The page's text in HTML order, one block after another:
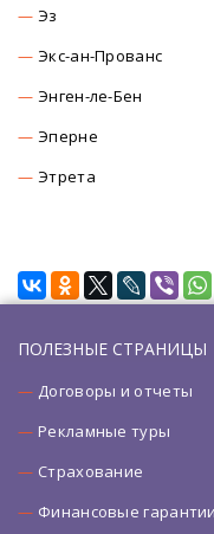
Эз
Экс-ан-Прованс
Энген-ле-Бен
Эперне
Этрета
ПОЛЕЗНЫЕ СТРАНИЦЫ
Договоры и отчеты
Рекламные туры
Страхование
Финансовые гарантии